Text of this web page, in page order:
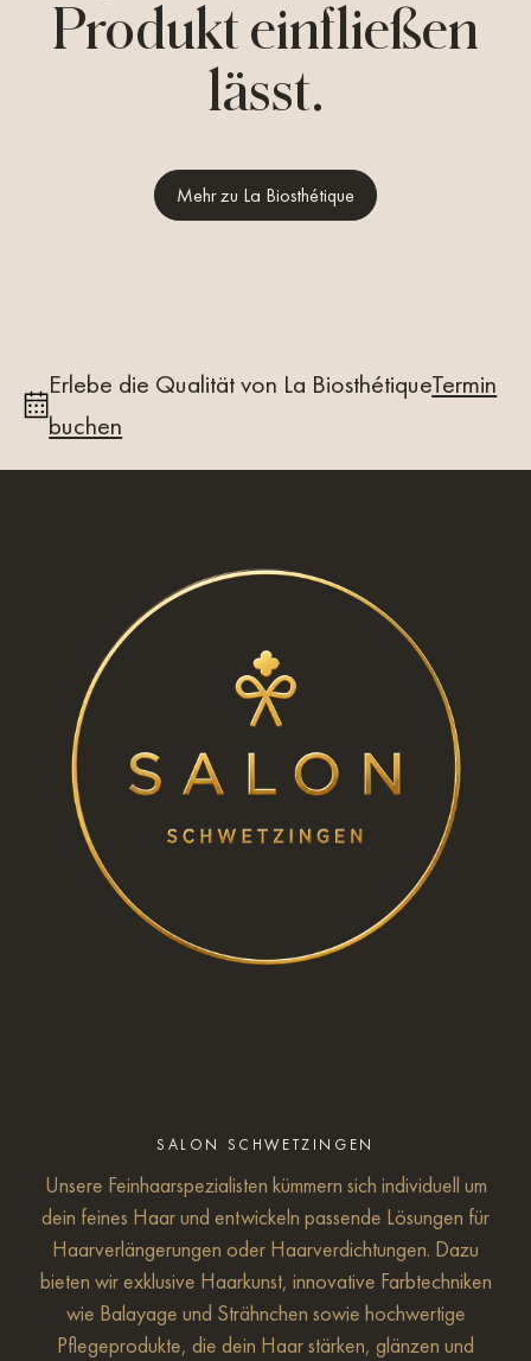
Produkt einfließen
lässt.
Mehr zu La Biosthétique
Erlebe die Qualität von La BiosthétiqueTermin
buchen
SALON SCHWETZINGEN
Unsere Feinhaarspezialisten kümmern sich individuell um
dein feines Haar und entwickeln passende Lösungen für
Haarverlängerungen oder Haarverdichtungen. Dazu
bieten wir exklusive Haarkunst, innovative Farbtechniken
wie Balayage und Strähnchen sowie hochwertige
Pflegeprodukte, die dein Haar stärken, glänzen und